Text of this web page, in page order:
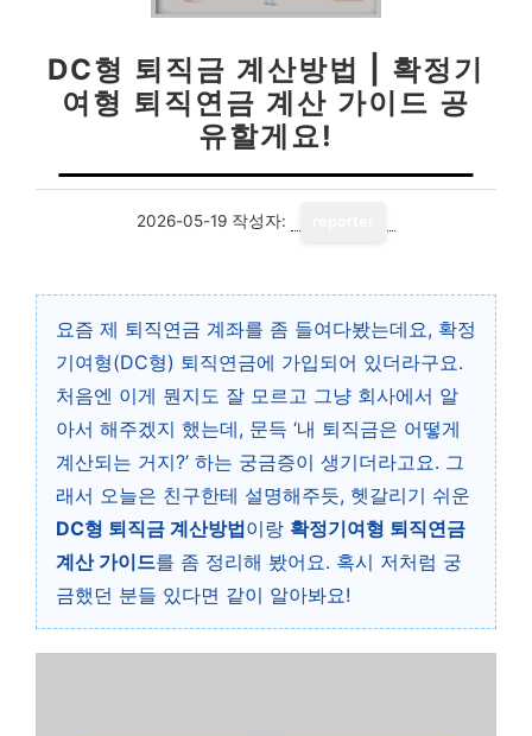
DC형 퇴직금 계산방법 | 확정기
여형 퇴직연금 계산 가이드 공
유할게요!
2026-05-19 작성자:
요즘 제 퇴직연금 계좌를 좀 들여다봤는데요, 확정
기여형(DC형) 퇴직연금에 가입되어 있더라구요.
처음엔 이게 뭔지도 잘 모르고 그냥 회사에서 알
아서 해주겠지 했는데, 문득 ‘내 퇴직금은 어떻게
계산되는 거지?’ 하는 궁금증이 생기더라고요. 그
래서 오늘은 친구한테 설명해주듯, 헷갈리기 쉬운
DC형 퇴직금 계산방법이랑 확정기여형 퇴직연금
계산 가이드를 좀 정리해 봤어요. 혹시 저처럼 궁
금했던 분들 있다면 같이 알아봐요!